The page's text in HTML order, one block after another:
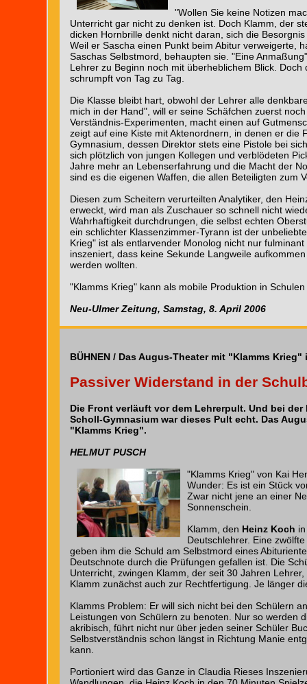
"Wollen Sie keine Notizen
Unterricht gar nicht zu denken ist. Doch Klamm, der
dicken Hornbrille denkt nicht daran, sich die
Weil er Sascha einen Punkt beim Abitur verweigerte,
Saschas Selbstmord, behaupten sie. "Eine
Lehrer zu Beginn noch mit überheblichem Blick.
schrumpft von Tag zu Tag.
Die Klasse bleibt hart, obwohl der Lehrer alle
mich in der Hand", will er seine Schäfchen zuerst
Verständnis-Experimenten, macht einen auf
zeigt auf eine Kiste mit Aktenordnern, in denen er
Gymnasium, dessen Direktor stets eine Pistole bei
sich plötzlich von jungen Kollegen und verblödeten
Jahre mehr an Lebenserfahrung und die Macht der
sind es die eigenen Waffen, die allen Beteiligten zum
Diesen zum Scheitern verurteilten Analytiker, den
erweckt, wird man als Zuschauer so schnell nicht
Wahrhaftigkeit durchdrungen, die selbst echten
ein schlichter Klassenzimmer-Tyrann ist der
Krieg" ist als entlarvender Monolog nicht nur
inszeniert, dass keine Sekunde Langweile
werden wollten.
"Klamms Krieg" kann als mobile Produktion in
Neu-Ulmer Zeitung, Samstag, 8. April 2006
BÜHNEN / Das Augus-Theater mit "Klamms
Passiver Widerstand in der
Die Front verläuft vor dem Lehrerpult. Und bei der
Scholl-Gymnasium war dieses Pult echt. Das
"Klamms Krieg".
HELMUT PUSCH
"Klamms Krieg" von Kai
Wunder: Es ist ein Stück
Zwar nicht jene an einer
Sonnenschein.
Klamm, den Heinz Koch
Deutschlehrer. Eine
geben ihm die Schuld am Selbstmord eines
Deutschnote durch die Prüfungen gefallen ist. Die
Unterricht, zwingen Klamm, der seit 30 Jahren
Klamm zunächst auch zur Rechtfertigung. Je länger
Klamms Problem: Er will sich nicht bei den Schülern
Leistungen von Schülern zu benoten. Nur so werden
akribisch, führt nicht nur über jeden seiner Schüler
Selbstverständnis schon längst in Richtung Manie
kann.
Portioniert wird das Ganze in Claudia Rieses